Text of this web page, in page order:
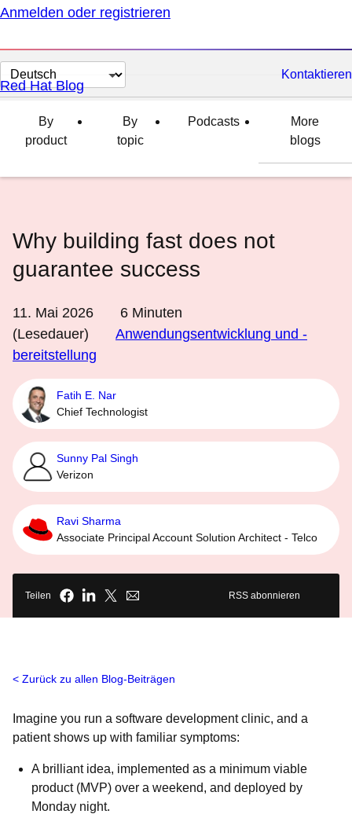
Anmelden oder registrieren
Sprache
auswählen
Kontaktieren
Red Hat Blog
By
product
By
topic
Podcasts
More
blogs
Why building fast does not
guarantee success
11. Mai 2026 6 Minuten
(Lesedauer)
Anwendungsentwicklung und -
bereitstellung
Fatih E. Nar
Chief Technologist
Sunny Pal Singh
Verizon
Ravi Sharma
Associate Principal Account Solution Architect - Telco
Teilen RSS abonnieren
Zurück zu allen Blog-Beiträgen
Imagine you run a software development clinic, and a
patient shows up with familiar symptoms:
A brilliant idea, implemented as a minimum viable
product (MVP) over a weekend, and deployed by
Monday night.